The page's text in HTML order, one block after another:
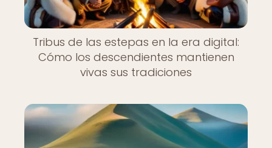
Tribus de las estepas en la era digital:
Cómo los descendientes mantienen
vivas sus tradiciones